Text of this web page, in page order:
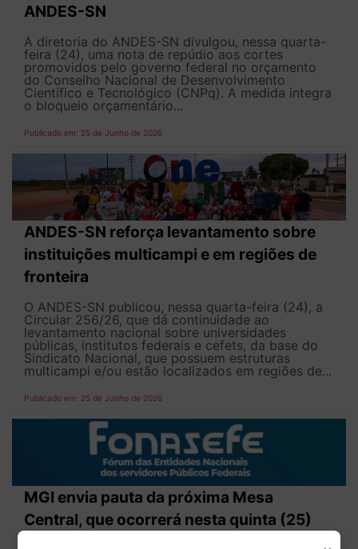
ANDES-SN
A diretoria do ANDES-SN divulgou, nessa quarta-
feira (24), uma nota de repúdio aos cortes
promovidos pelo governo federal no orçamento
do Conselho Nacional de Desenvolvimento
Científico e Tecnológico (CNPq). A medida integra
o bloqueio orçamentário...
Publicado em: 25 de Junho de 2026
ANDES-SN reforça levantamento sobre
instituições multicampi e em regiões de
fronteira
O ANDES-SN publicou, nessa quarta-feira (24), a
Circular 256/26, que dá continuidade ao
levantamento nacional sobre universidades
públicas, institutos federais e cefets, da base do
Sindicato Nacional, que possuem estruturas
multicampi e/ou estão localizados em regiões de...
Publicado em: 25 de Junho de 2026
MGI envia pauta da próxima Mesa
Central, que ocorrerá nesta quinta (25)